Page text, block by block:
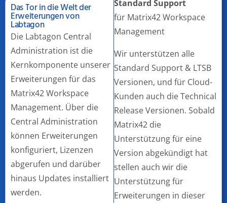
Das Tor in die Welt der
Erweiterungen von
Labtagon
Die Labtagon Central
Administration ist die
Kernkomponente unserer
Erweiterungen für das
Matrix42 Workspace
Management. Über die
Central Administration
können Erweiterungen
konfiguriert, Lizenzen
abgerufen und darüber
hinaus Updates installiert
werden.
Standard Support
für Matrix42 Workspace
Management
Wir unterstützen alle
Standard Support & LTSB
Versionen, und für Cloud-
Kunden auch die Technical
Release Versionen. Sobald
Matrix42 die
Unterstützung für eine
Version abgekündigt hat
stellen auch wir die
Unterstützung für
Erweiterungen in dieser